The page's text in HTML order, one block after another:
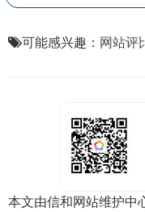
可能感兴趣： 网站评
本文由信和网站维护中